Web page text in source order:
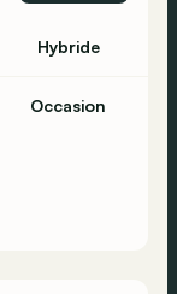
Hybride
Occasion